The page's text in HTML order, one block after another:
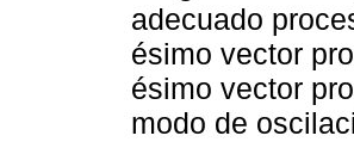
adecuado
ésimo vector
ésimo vector
modo de